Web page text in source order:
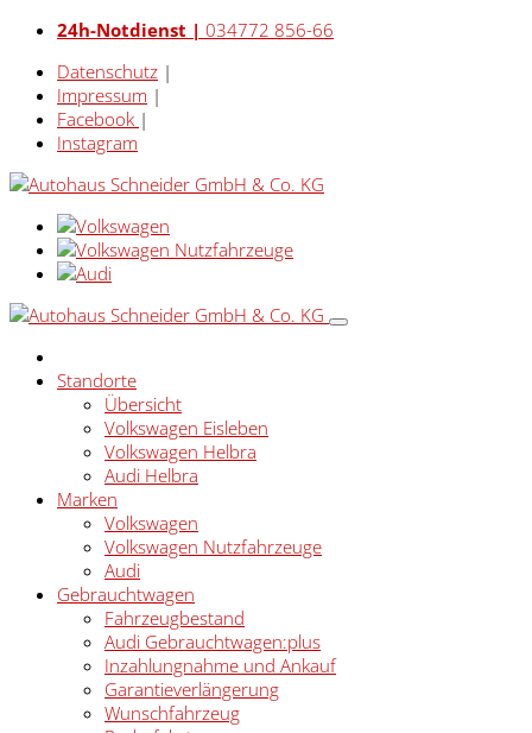
24h-Notdienst | 034772 856-66
Datenschutz |
Impressum |
Facebook |
Instagram
Standorte
Übersicht
Volkswagen Eisleben
Volkswagen Helbra
Audi Helbra
Marken
Volkswagen
Volkswagen Nutzfahrzeuge
Audi
Gebrauchtwagen
Fahrzeugbestand
Audi Gebrauchtwagen:plus
Inzahlungnahme und Ankauf
Garantieverlängerung
Wunschfahrzeug